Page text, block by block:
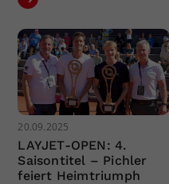
20.09.2025
LAYJET-OPEN: 4.
Saisontitel – Pichler
feiert Heimtriumph